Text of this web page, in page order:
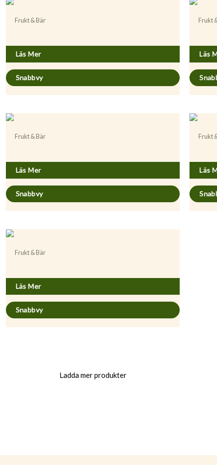
Frukt & Bär
Läs Mer
Snabbvy
Frukt
Läs
Frukt & Bär
Läs Mer
Snabbvy
Frukt
Läs
Frukt & Bär
Läs Mer
Snabbvy
Ladda mer produkter